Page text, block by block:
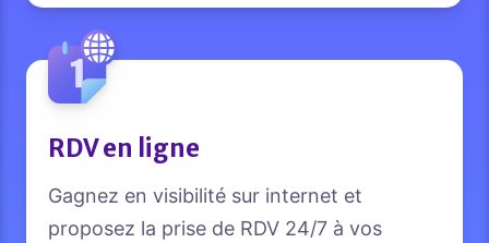
RDV en ligne
Gagnez en visibilité sur internet et
proposez la prise de RDV 24/7 à vos